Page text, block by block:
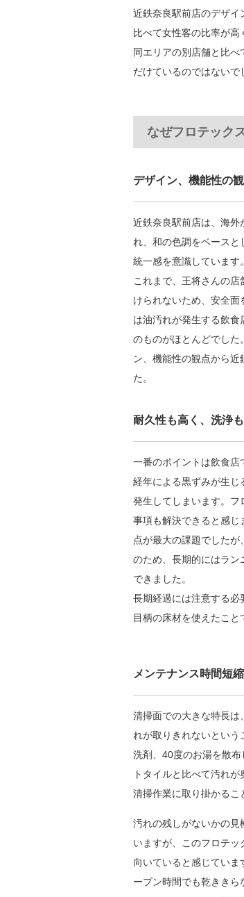
近鉄奈良駅前店のデザ
比べて女性客の比率が
同エリアの別店舗と比
だけているのではないで
なぜフロテック
デザイン、機能性の
近鉄奈良駅前店は、海外
れ、和の色調をベース
統一感を意識しています。
これまで、王将さんの
けられないため、安全
は油汚れが発生する飲
のものがほとんどでした
ン、機能性の観点から
た。
耐久性も高く、洗浄
一番のポイントは飲食
経年による黒ずみが生
発生してしまいます。フ
事項も解決できると感じ
点が最大の課題でした
のため、長期的にはラ
できました。
長期経過には注意する必
目柄の床材を使えたこと
メンテナンス時間短
清掃面での大きな特長
れが取りきれないとい
洗剤、40度のお湯を散
トタイルと比べて汚れ
清掃作業に取り掛かるこ
汚れの残しがないかの見
いますが、このフロテ
向いていると感じてい
ープン時間でも乾きき